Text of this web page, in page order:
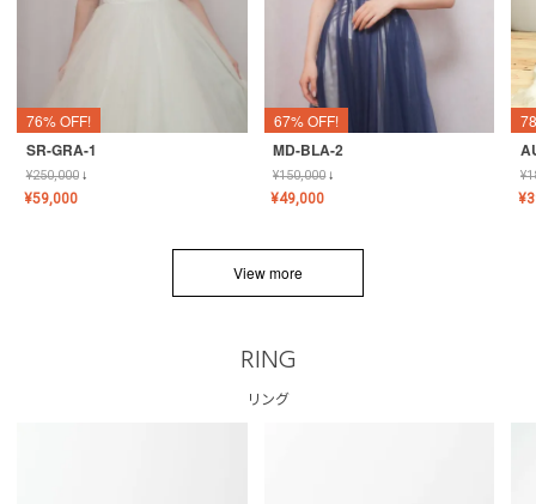
76% OFF!
SR-GRA-1
¥250,000↓
¥59,000
67% OFF!
MD-BLA-2
¥150,000↓
¥49,000
¥
¥
View more
RING
リング